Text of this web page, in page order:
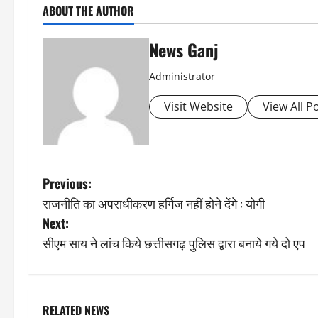
ABOUT THE AUTHOR
News Ganj
Administrator
Visit Website View All
P
o
s
n
Previous:
राजनीति का अपराधीकरण हर्गिज नहीं होने देंगे : योगी
Next:
सीएम साय ने लांच किये छत्तीसगढ़ पुलिस द्वारा बनाये गये दो एप
RELATED NEWS